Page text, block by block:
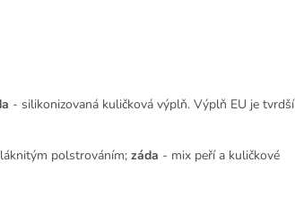
- silikonizovaná kuličková výplň. Výplň EU je tvrdší
polstrováním; záda - mix peří a kuličkové